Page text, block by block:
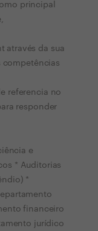
principal
através da sua
competências
referencia no
responder
e
* Auditorias
*
financeiro
jurídico